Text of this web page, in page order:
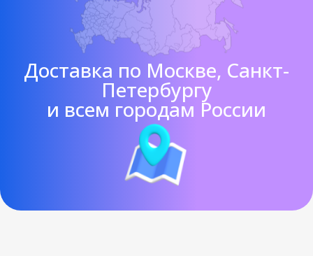
Доставка по Москве, Санкт-
Петербургу
и всем городам России